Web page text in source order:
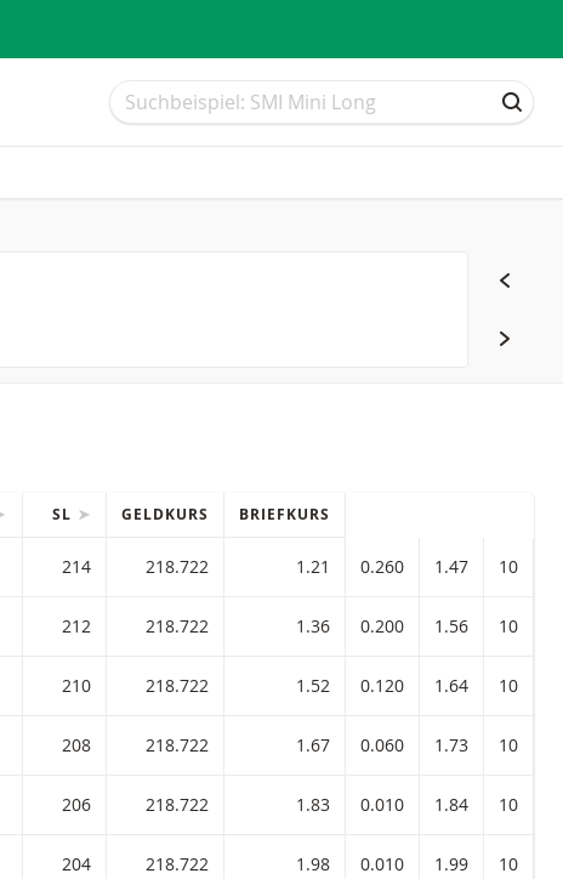
Suche
Suche
SL GELDKURS BRIEFKURS
214 218.722 1.21 0.260 1.47 10
212 218.722 1.36 0.200 1.56 10
210 218.722 1.52 0.120 1.64 10
208 218.722 1.67 0.060 1.73 10
206 218.722 1.83 0.010 1.84 10
204 218.722 1.98 0.010 1.99 10